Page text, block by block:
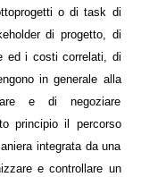
o di task di
di progetto, di
ed i costi correlati, di
in generale alla
e di negoziare
principio il percorso
integrata da una
e controllare un